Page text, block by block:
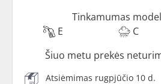
Tinkamumas
E
C
Šiuo metu prekės
Atsiėmimas rugpjūčio 10 d.